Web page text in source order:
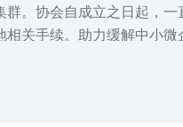
。协会自成立之日起，
关手续。助力缓解中小微
新能力和企业管理水平，
努力发挥政府与企业之间